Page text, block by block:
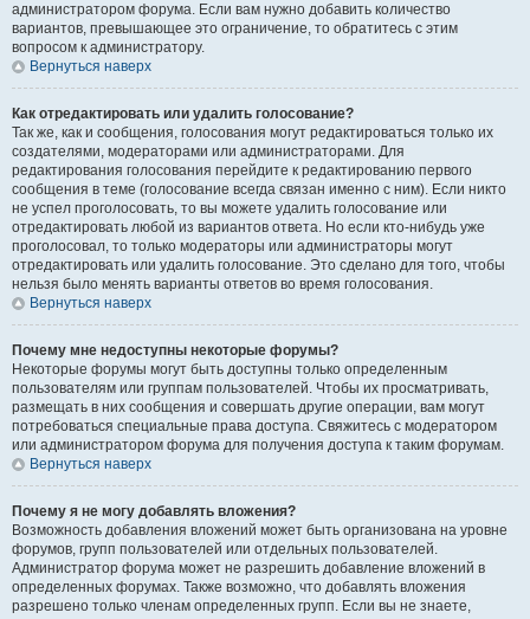
администратором форума. Если вам нужно добавить количество
вариантов, превышающее это ограничение, то обратитесь с этим
вопросом к администратору.
Вернуться наверх
Как отредактировать или удалить голосование?
Так же, как и сообщения, голосования могут редактироваться только их
создателями, модераторами или администраторами. Для
редактирования голосования перейдите к редактированию первого
сообщения в теме (голосование всегда связан именно с ним). Если никто
не успел проголосовать, то вы можете удалить голосование или
отредактировать любой из вариантов ответа. Но если кто-нибудь уже
проголосовал, то только модераторы или администраторы могут
отредактировать или удалить голосование. Это сделано для того, чтобы
нельзя было менять варианты ответов во время голосования.
Вернуться наверх
Почему мне недоступны некоторые форумы?
Некоторые форумы могут быть доступны только определенным
пользователям или группам пользователей. Чтобы их просматривать,
размещать в них сообщения и совершать другие операции, вам могут
потребоваться специальные права доступа. Свяжитесь с модератором
или администратором форума для получения доступа к таким форумам.
Вернуться наверх
Почему я не могу добавлять вложения?
Возможность добавления вложений может быть организована на уровне
форумов, групп пользователей или отдельных пользователей.
Администратор форума может не разрешить добавление вложений в
определенных форумах. Также возможно, что добавлять вложения
разрешено только членам определенных групп. Если вы не знаете,